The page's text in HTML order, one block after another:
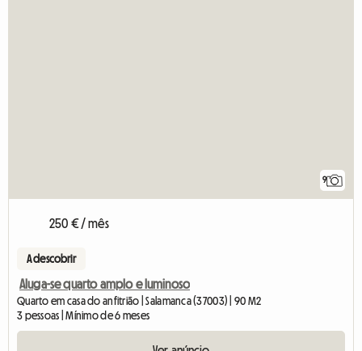
9
250 € / mês
A descobrir
Aluga-se quarto amplo e luminoso
Quarto em casa do anfitrião | Salamanca (37003) | 90 M2
3 pessoas | Mínimo de 6 meses